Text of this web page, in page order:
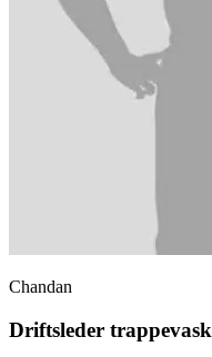
Chandan
Driftsleder trappevask